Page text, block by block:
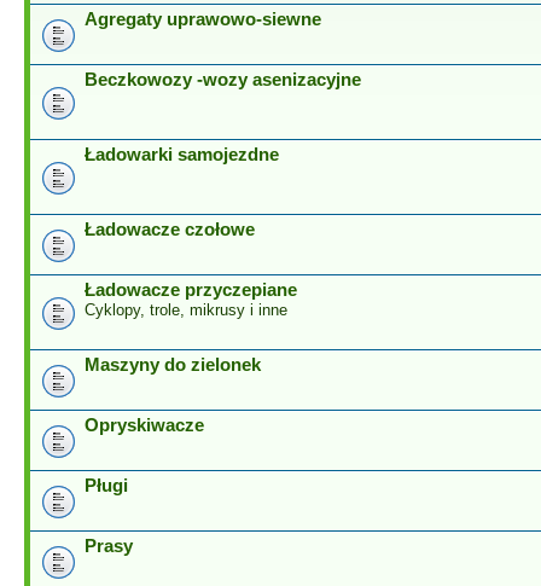
Agregaty uprawowo-siewne
Beczkowozy -wozy asenizacyjne
Ładowarki samojezdne
Ładowacze czołowe
Ładowacze przyczepiane
Cyklopy, trole, mikrusy i inne
Maszyny do zielonek
Opryskiwacze
Pługi
Prasy